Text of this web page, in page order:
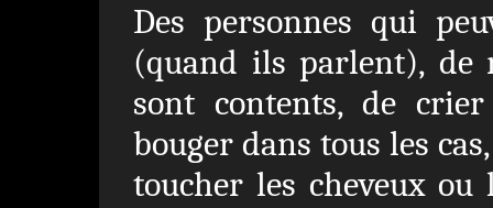
Des personnes qui
(quand ils parlent),
sont contents, de
bouger dans tous les
toucher les cheveux